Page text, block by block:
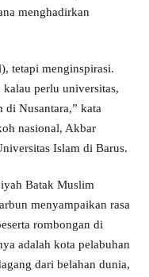
menghadirkan
tetapi menginspirasi.
perlu universitas,
di Nusantara,” kata
nasional, Akbar
Islam di Barus.
Batak Muslim
menyampaikan rasa
rombongan di
adalah kota pelabuhan
dari belahan dunia,